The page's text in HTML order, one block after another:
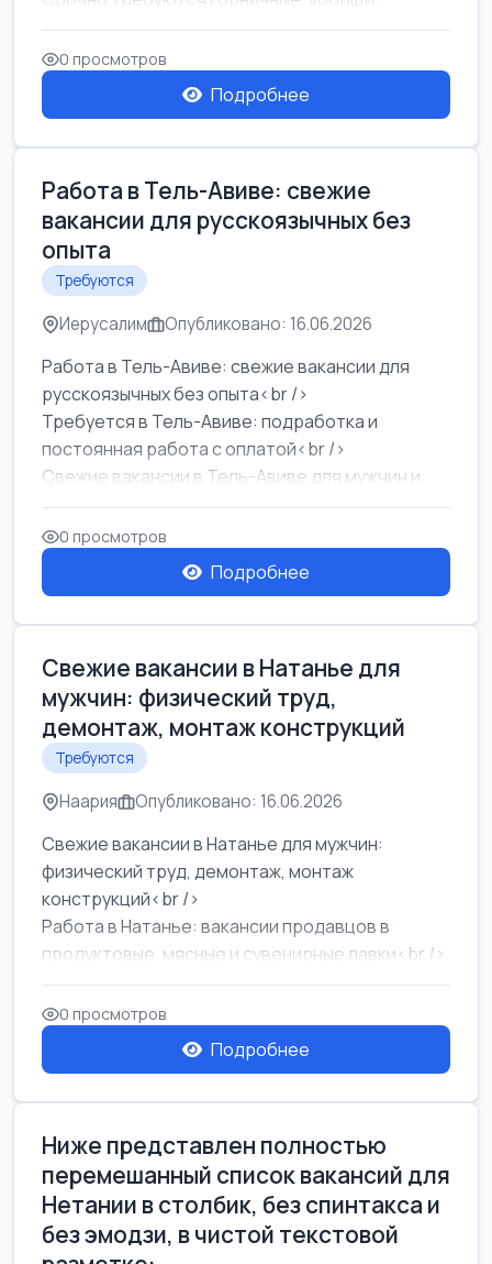
0 просмотров
Подробнее
Работа в Тель-Авиве: свежие
вакансии для русскоязычных без
опыта
Требуются
Иерусалим Опубликовано: 16.06.2026
Работа в Тель-Авиве: свежие вакансии для
русскоязычных без опыта<br />
Требуется в Тель-Авиве: подработка и
постоянная работа с оплатой<br />
Свежие вакансии в Тель-Авиве для мужчин и
женщин от хозя...
0 просмотров
Подробнее
Свежие вакансии в Натанье для
мужчин: физический труд,
демонтаж, монтаж конструкций
Требуются
Наария Опубликовано: 16.06.2026
Свежие вакансии в Натанье для мужчин:
физический труд, демонтаж, монтаж
конструкций<br />
Работа в Натанье: вакансии продавцов в
продуктовые, мясные и сувенирные лавки<br />
Разнорабочий на сборку м...
0 просмотров
Подробнее
Ниже представлен полностью
перемешанный список вакансий для
Нетании в столбик, без спинтакса и
без эмодзи, в чистой текстовой